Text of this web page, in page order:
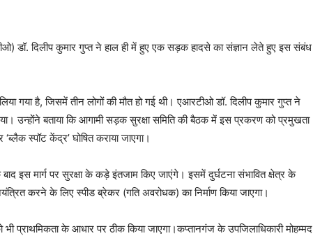
डॉ. दिलीप कुमार गुप्त ने हाल ही में हुए एक सड़क हादसे का संज्ञान लेते हुए इस संबंध
गया है, जिसमें तीन लोगों की मौत हो गई थी। एआरटीओ डॉ. दिलीप कुमार गुप्त ने
उन्होंने बताया कि आगामी सड़क सुरक्षा समिति की बैठक में इस प्रकरण को प्रमुखता
स्पॉट केंद्र’ घोषित कराया जाएगा।
इस मार्ग पर सुरक्षा के कड़े इंतजाम किए जाएंगे। इसमें दुर्घटना संभावित क्षेत्र के
करने के लिए स्पीड ब्रेकर (गति अवरोधक) का निर्माण किया जाएगा।
प्राथमिकता के आधार पर ठीक किया जाएगा।कप्तानगंज के उपजिलाधिकारी मोहम्मद